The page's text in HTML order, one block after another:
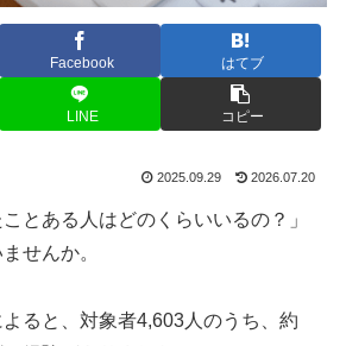
Facebook はてブ
LINE コピー
2025.09.29 2026.07.20
とある人はどのくらいいるの？」
せんか。
よると、対象者4,603人のうち、約